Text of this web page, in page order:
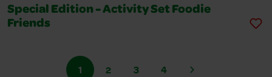
Special Edition - Activity Set Foodie
Friends
1 2 3 4